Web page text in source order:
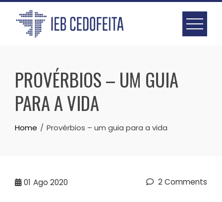
Skip
content
PROVÉRBIOS – UM GUIA
PARA A VIDA
Home Provérbios – um guia para a vida
01 Ago 2020 2 Comments